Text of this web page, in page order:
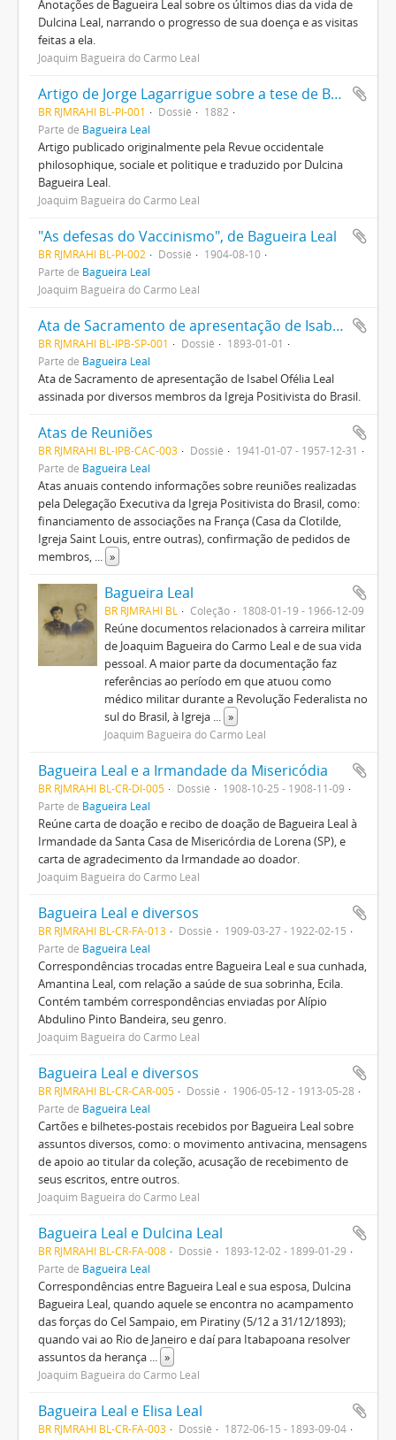
Anotações de Bagueira Leal sobre os últimos dias da vida de
Dulcina Leal, narrando o progresso de sua doença e as visitas
feitas a ela.
Joaquim Bagueira do Carmo Leal
Artigo de Jorge Lagarrigue sobre a tese de Bagueira Leal
BR RJMRAHI BL-PI-001 Dossiê
1882
Parte de Bagueira Leal
Artigo publicado originalmente pela Revue occidentale
philosophique, sociale et politique e traduzido por Dulcina
Bagueira Leal.
Joaquim Bagueira do Carmo Leal
"As defesas do Vaccinismo", de Bagueira Leal
BR RJMRAHI BL-PI-002 Dossiê
1904-08-10
Parte de Bagueira Leal
Joaquim Bagueira do Carmo Leal
Ata de Sacramento de apresentação de Isabel Ofélia Leal
BR RJMRAHI BL-IPB-SP-001 Dossiê
1893-01-01
Parte de Bagueira Leal
Ata de Sacramento de apresentação de Isabel Ofélia Leal
assinada por diversos membros da Igreja Positivista do Brasil.
Atas de Reuniões
BR RJMRAHI BL-IPB-CAC-003 Dossiê
1941-01-07 - 1957-12-31
Parte de Bagueira Leal
Atas anuais contendo informações sobre reuniões realizadas
pela Delegação Executiva da Igreja Positivista do Brasil, como:
financiamento de associações na França (Casa da Clotilde,
Igreja Saint Louis, entre outras), confirmação de pedidos de
membros, ... »
Bagueira Leal
BR RJMRAHI BL Coleção 1808-01-19 - 1966-12-09
Reúne documentos relacionados à carreira militar
de Joaquim Bagueira do Carmo Leal e de sua vida
pessoal. A maior parte da documentação faz
referências ao período em que atuou como
médico militar durante a Revolução Federalista no
sul do Brasil, à Igreja ... »
Joaquim Bagueira do Carmo Leal
Bagueira Leal e a Irmandade da Misericódia
BR RJMRAHI BL-CR-DI-005 Dossiê
1908-10-25 - 1908-11-09
Parte de Bagueira Leal
Reúne carta de doação e recibo de doação de Bagueira Leal à
Irmandade da Santa Casa de Misericórdia de Lorena (SP), e
carta de agradecimento da Irmandade ao doador.
Joaquim Bagueira do Carmo Leal
Bagueira Leal e diversos
BR RJMRAHI BL-CR-FA-013 Dossiê
1909-03-27 - 1922-02-15
Parte de Bagueira Leal
Correspondências trocadas entre Bagueira Leal e sua cunhada,
Amantina Leal, com relação a saúde de sua sobrinha, Ecila.
Contém também correspondências enviadas por Alípio
Abdulino Pinto Bandeira, seu genro.
Joaquim Bagueira do Carmo Leal
Bagueira Leal e diversos
BR RJMRAHI BL-CR-CAR-005 Dossiê
1906-05-12 - 1913-05-28
Parte de Bagueira Leal
Cartões e bilhetes-postais recebidos por Bagueira Leal sobre
assuntos diversos, como: o movimento antivacina, mensagens
de apoio ao titular da coleção, acusação de recebimento de
seus escritos, entre outros.
Joaquim Bagueira do Carmo Leal
Bagueira Leal e Dulcina Leal
BR RJMRAHI BL-CR-FA-008 Dossiê
1893-12-02 - 1899-01-29
Parte de Bagueira Leal
Correspondências entre Bagueira Leal e sua esposa, Dulcina
Bagueira Leal, quando aquele se encontra no acampamento
das forças do Cel Sampaio, em Piratiny (5/12 a 31/12/1893);
quando vai ao Rio de Janeiro e daí para Itabapoana resolver
assuntos da herança ... »
Joaquim Bagueira do Carmo Leal
Bagueira Leal e Elisa Leal
BR RJMRAHI BL-CR-FA-003 Dossiê
1872-06-15 - 1893-09-04